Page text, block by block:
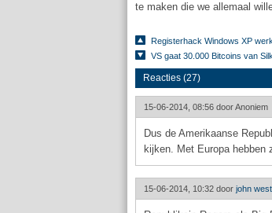
te maken die we allemaal
Registerhack Windows XP
VS gaat 30.000 Bitcoins van
Reacties (27)
15-06-2014, 08:56 doorAnoniem
Dus de Amerikaanse
kijken. Met Europa hebben
15-06-2014, 10:32 door john west